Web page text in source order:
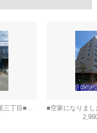
■専任物件 ■茨木市水尾三丁目■建築条件なし土地